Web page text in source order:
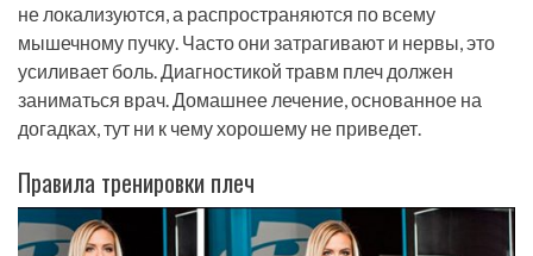
не локализуются, а распространяются по всему
мышечному пучку. Часто они затрагивают и нервы, это
усиливает боль. Диагностикой травм плеч должен
заниматься врач. Домашнее лечение, основанное на
догадках, тут ни к чему хорошему не приведет.
Правила тренировки плеч